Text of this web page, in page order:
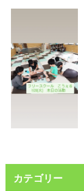
カテゴリー